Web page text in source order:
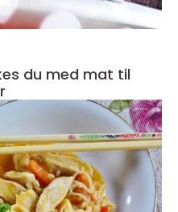
du med mat til